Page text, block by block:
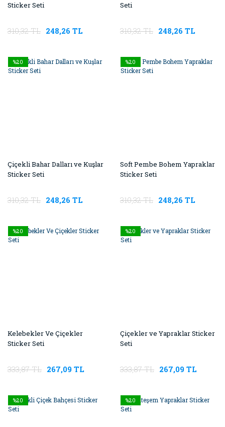
Sticker Seti
310,32 TL 248,26 TL
Seti
310,32 TL 248,26 TL
%20
Çiçekli Bahar Dalları ve Kuşlar
Sticker Seti
310,32 TL 248,26 TL
%20
Soft Pembe Bohem Yapraklar
Sticker Seti
310,32 TL 248,26 TL
%20
Kelebekler Ve Çiçekler
Sticker Seti
333,87 TL 267,09 TL
%20
Çiçekler ve Yapraklar Sticker
Seti
333,87 TL 267,09 TL
%20 %20